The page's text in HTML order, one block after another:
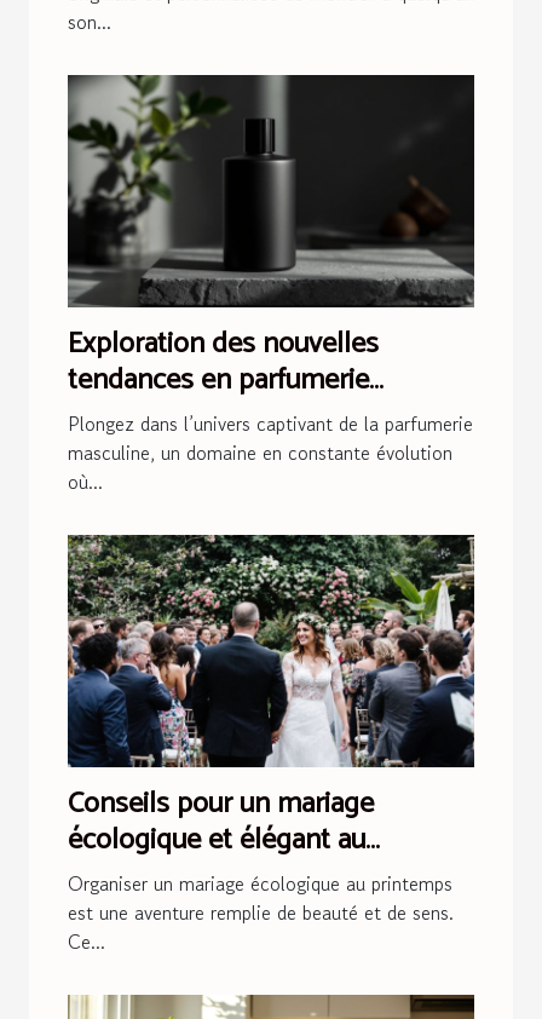
son...
Exploration des nouvelles
tendances en parfumerie
masculine
Plongez dans l’univers captivant de la parfumerie
masculine, un domaine en constante évolution
où...
Conseils pour un mariage
écologique et élégant au
printemps
Organiser un mariage écologique au printemps
est une aventure remplie de beauté et de sens.
Ce...